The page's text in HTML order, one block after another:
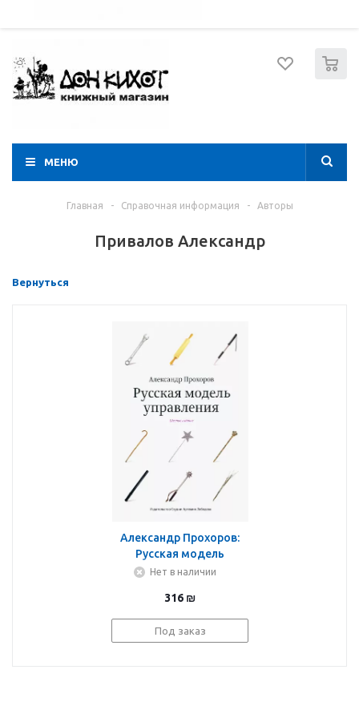
МЕНЮ
Главная - Справочная информация - Авторы
Привалов Александр
Вернуться
Александр Прохоров:
Русская модель
управления
Нет в наличии
316 ₪
Под заказ